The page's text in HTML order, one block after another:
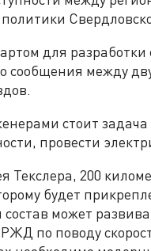
для
сообщения между
стоит
провести
Текслера, 200
будет
может
по поводу